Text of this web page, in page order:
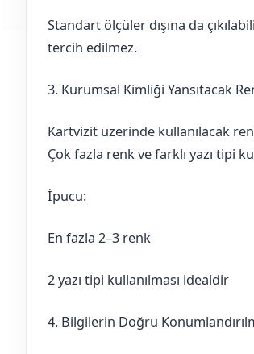
Standart ölçüler dışına da
tercih edilmez.
3. Kurumsal Kimliği Yansıtacak
Kartvizit üzerinde kullanılacak
Çok fazla renk ve farklı yazı tipi
İpucu:
En fazla 2–3 renk
2 yazı tipi kullanılması idealdir
4. Bilgilerin Doğru